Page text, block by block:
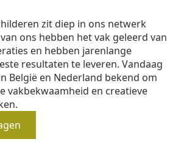
zit diep in ons netwerk
ons hebben het vak geleerd van
en hebben jarenlange
resultaten te leveren. Vandaag
België en Nederland bekend om
vakbekwaamheid en creatieve